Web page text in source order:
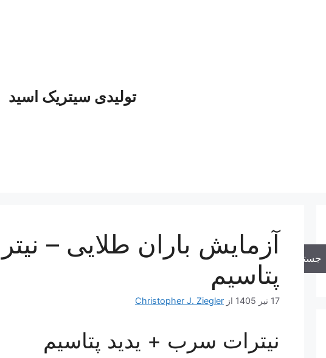
تولیدی سیتریک اسید
آزمایش باران طلایی –
پتاسیم
17 تیر 1405 از Christopher J. Ziegler
نیترات سرب + یدید پتاسیم
جستجو